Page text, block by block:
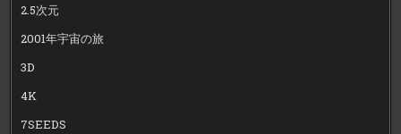
2.5次元
2001年宇宙の旅
3D
4K
7SEEDS